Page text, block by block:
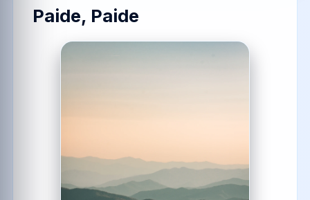
Paide, Paide